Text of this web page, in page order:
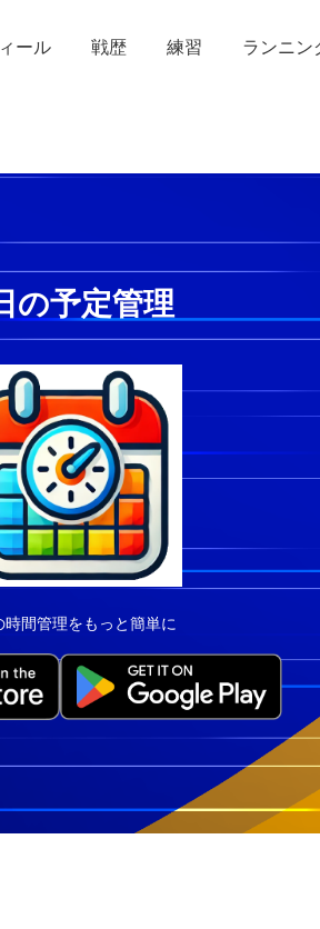
ール 戦歴 練習 ランニン
の予定管理
時間管理をもっと簡単に